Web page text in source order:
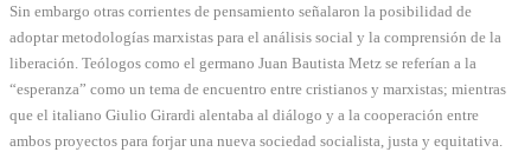
Sin embargo otras corrientes de pensamiento señalaron la posibilidad de
adoptar metodologías marxistas para el análisis social y la comprensión de la
liberación. Teólogos como el germano Juan Bautista Metz se referían a la
“esperanza” como un tema de encuentro entre cristianos y marxistas; mientras
que el italiano Giulio Girardi alentaba al diálogo y a la cooperación entre
ambos proyectos para forjar una nueva sociedad socialista, justa y equitativa.